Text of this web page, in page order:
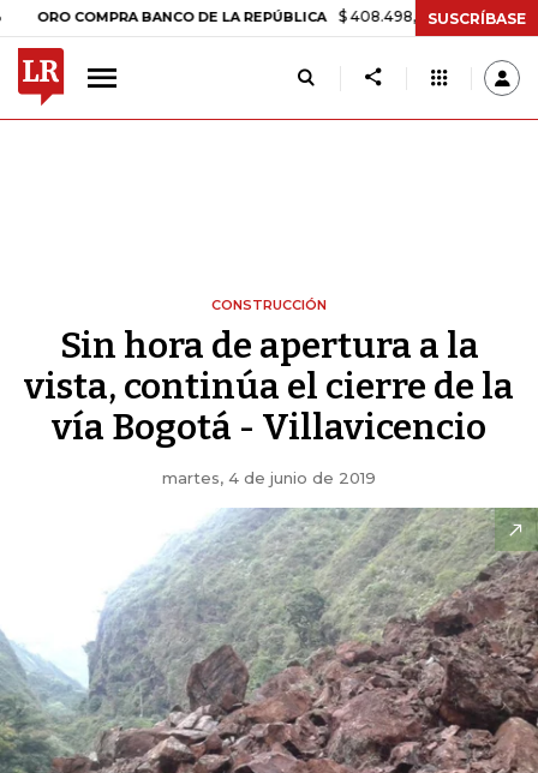
COMPRA BANCO DE LA REPÚBLICA $ 408.498,97 +$ 8.753,81 +2,19%
SUSCRÍBASE
CONSTRUCCIÓN
Sin hora de apertura a la
vista, continúa el cierre de la
vía Bogotá - Villavicencio
martes, 4 de junio de 2019